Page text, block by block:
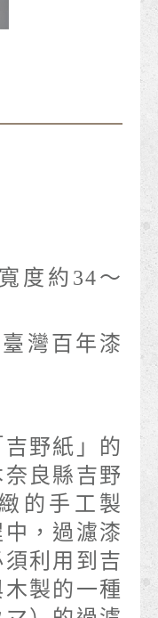
度約34～
灣百年漆
野紙」的
良縣吉野
的手工製
，過濾漆
利用到吉
製的一種